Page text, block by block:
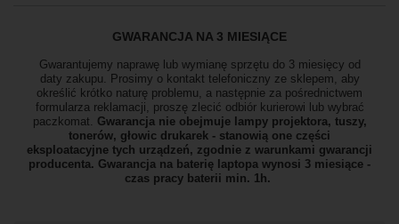
GWARANCJA NA 3 MIESIĄCE
Gwarantujemy naprawę lub wymianę sprzętu do 3 miesięcy od
daty zakupu. Prosimy o kontakt telefoniczny ze sklepem, aby
określić krótko naturę problemu, a następnie za pośrednictwem
formularza reklamacji, proszę zlecić odbiór kurierowi lub wybrać
paczkomat. Gwarancja nie obejmuje lampy projektora, tuszy,
tonerów, głowic drukarek - stanowią one części
eksploatacyjne tych urządzeń, zgodnie z warunkami gwarancji
producenta. Gwarancja na baterię laptopa wynosi 3 miesiące -
czas pracy baterii min. 1h.